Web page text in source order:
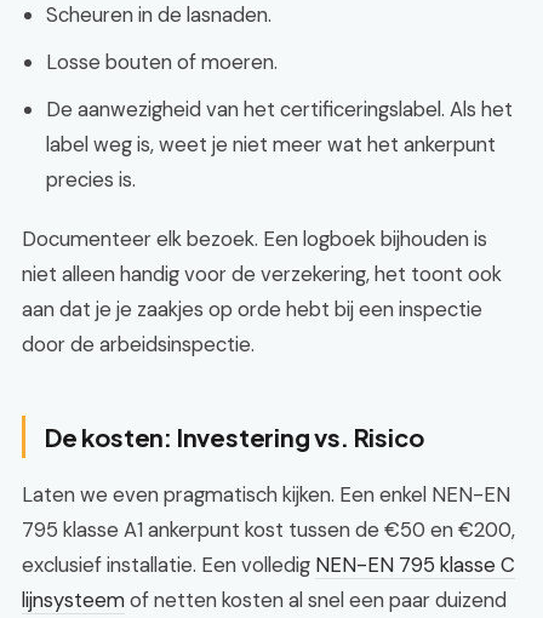
Scheuren in de lasnaden.
Losse bouten of moeren.
De aanwezigheid van het certificeringslabel. Als het
label weg is, weet je niet meer wat het ankerpunt
precies is.
Documenteer elk bezoek. Een logboek bijhouden is
niet alleen handig voor de verzekering, het toont ook
aan dat je je zaakjes op orde hebt bij een inspectie
door de arbeidsinspectie.
De kosten: Investering vs. Risico
Laten we even pragmatisch kijken. Een enkel NEN-EN
795 klasse A1 ankerpunt kost tussen de €50 en €200,
exclusief installatie. Een volledig NEN-EN 795 klasse C
lijnsysteemof netten kosten al snel een paar duizend